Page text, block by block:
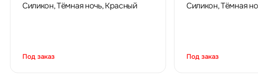
Силикон, Тёмная ночь, Красный
Под заказ
Силикон, Тёмная
Под заказ